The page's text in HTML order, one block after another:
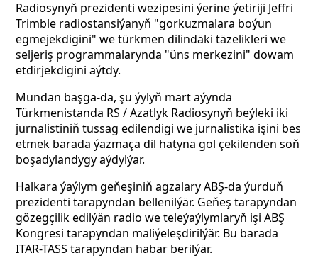
Radiosynyň prezidenti wezipesini ýerine ýetiriji Jeffri
Trimble radiostansiýanyň "gorkuzmalara boýun
egmejekdigini" we türkmen dilindäki täzelikleri we
seljeriş programmalarynda "üns merkezini" dowam
etdirjekdigini aýtdy.
Mundan başga-da, şu ýylyň mart aýynda
Türkmenistanda RS / Azatlyk Radiosynyň beýleki iki
jurnalistiniň tussag edilendigi we jurnalistika işini bes
etmek barada ýazmaça dil hatyna gol çekilenden soň
boşadylandygy aýdylýar.
Halkara ýaýlym geňeşiniň agzalary ABŞ-da ýurduň
prezidenti tarapyndan bellenilýär. Geňeş tarapyndan
gözegçilik edilýän radio we teleýaýlymlaryň işi ABŞ
Kongresi tarapyndan maliýeleşdirilýär. Bu barada
ITAR-TASS tarapyndan habar berilýär.